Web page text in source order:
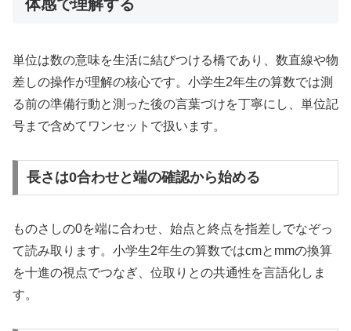
体感で理解する
単位は数の意味を生活に結びつける橋であり、数直線や物
差しの操作が理解の核心です。小学生2年生の算数では測
る前の準備行動と測った後の言葉づけを丁寧にし、単位記
号まで含めてワンセットで扱います。
長さは0合わせと端の確認から始める
ものさしの0を端に合わせ、始点と終点を指差しでなぞっ
て読み取ります。小学生2年生の算数ではcmとmmの換算
を十進の視点でつなぎ、位取りとの共通性を言語化しま
す。